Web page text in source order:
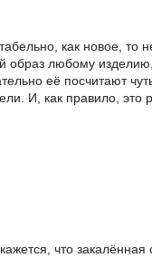
как новое,
образ любому
её посчитают
И, как правило, это
что